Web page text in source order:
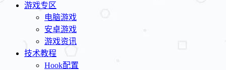
游戏专区
电脑游戏
安卓游戏
游戏资讯
技术教程
Hook配置